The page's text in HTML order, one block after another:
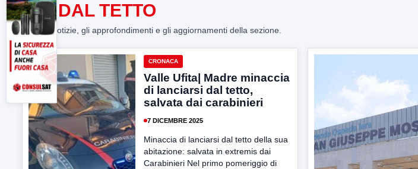
GIÙ DAL TETTO
Tutte le notizie, gli approfondimenti e gli aggiornamenti della sezione.
CRONACA
Valle Ufita| Madre minaccia
di lanciarsi dal tetto,
salvata dai carabinieri
7 DICEMBRE 2025
Minaccia di lanciarsi dal tetto della sua
abitazione: salvata in extremis dai
Carabinieri Nel primo pomeriggio di